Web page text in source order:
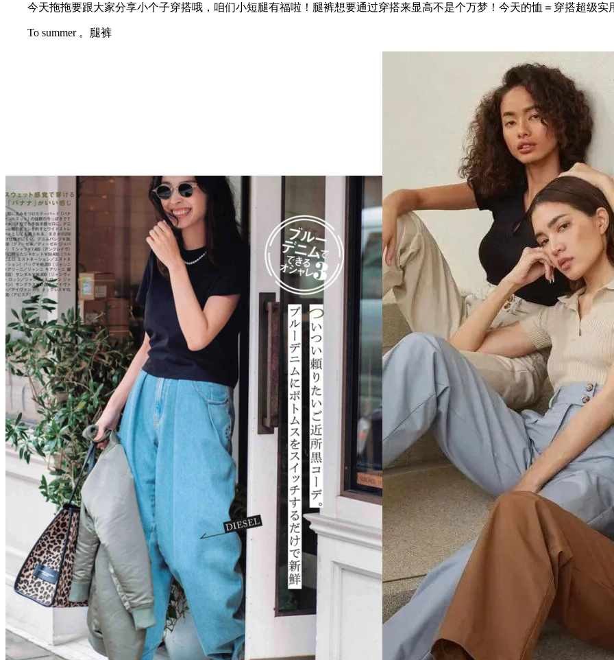
今天拖拖要跟大家分享小个子穿搭哦，咱们小短腿有福啦！腿裤想要通过穿搭来显高不是个万梦！今天的恤＝穿搭超级实
To summer 。腿裤